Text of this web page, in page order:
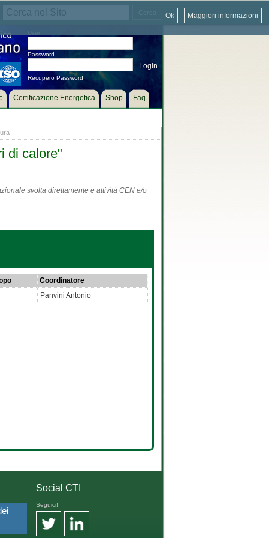
Password
Recupero Password
Certificazione Energetica Shop Faq
di calore"
svolta direttamente e attività CEN e/o
Coordinatore
Panvini Antonio
Social CTI
Seguici!
Maggiori informazioni
Ok